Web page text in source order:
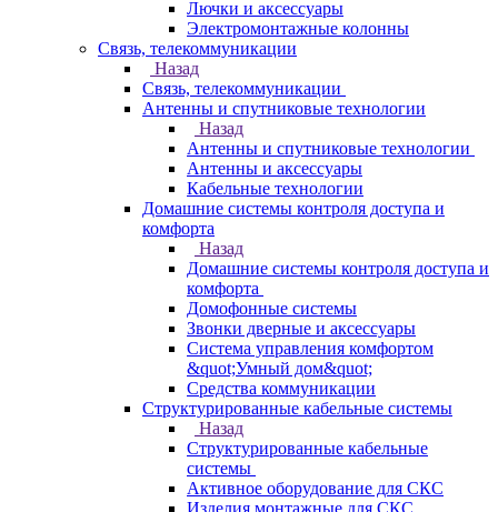
Лючки и аксессуары
Электромонтажные колонны
Связь, телекоммуникации
Назад
Связь, телекоммуникации
Антенны и спутниковые технологии
Назад
Антенны и спутниковые технологии
Антенны и аксессуары
Кабельные технологии
Домашние системы контроля доступа и
комфорта
Назад
Домашние системы контроля доступа и
комфорта
Домофонные системы
Звонки дверные и аксессуары
Система управления комфортом
&quot;Умный дом&quot;
Средства коммуникации
Структурированные кабельные системы
Назад
Структурированные кабельные
системы
Активное оборудование для СКС
Изделия монтажные для СКС